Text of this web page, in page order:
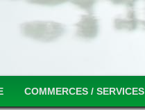
COMMERCES / SERVICES